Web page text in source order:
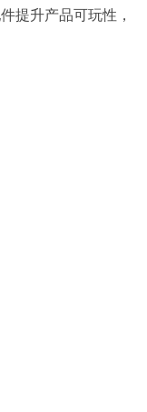
提升产品可玩性，